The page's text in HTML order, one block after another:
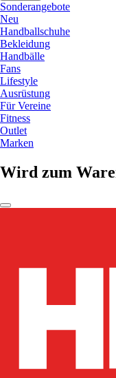
Sonderangebote
Neu
Handballschuhe
Bekleidung
Handbälle
Fans
Lifestyle
Ausrüstung
Für Vereine
Fitness
Outlet
Marken
Wird zum